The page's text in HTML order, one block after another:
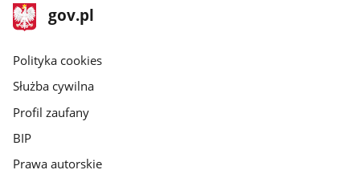
stopka
gov.pl
Strona
gov.pl
gov.pl
Polityka cookies
Służba cywilna
Profil zaufany
BIP
Prawa autorskie